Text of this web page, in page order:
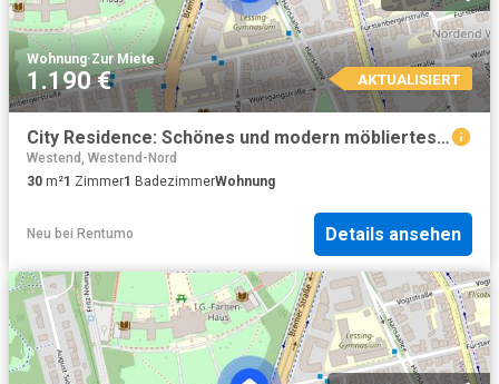
Wohnung·Zur Miete
1.190 € AKTUALISIERT
City Residence: Schönes und modern möbliertes Apartment in zentraler Westendlage
Westend, Westend-Nord
30 m²1 Zimmer1 BadezimmerWohnung
Neu bei Rentumo Details ansehen